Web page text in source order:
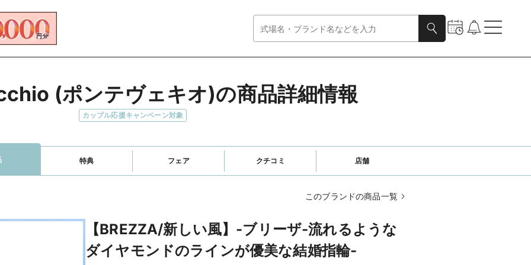
(ポンテヴェキオ)の商品詳細情報
カップル応援キャンペーン対象
特典 フェア クチコミ 店舗
このブランドの商品一覧
【BREZZA/新しい風】-ブリーザ-流れるような
ダイヤモンドのラインが優美な結婚指輪-